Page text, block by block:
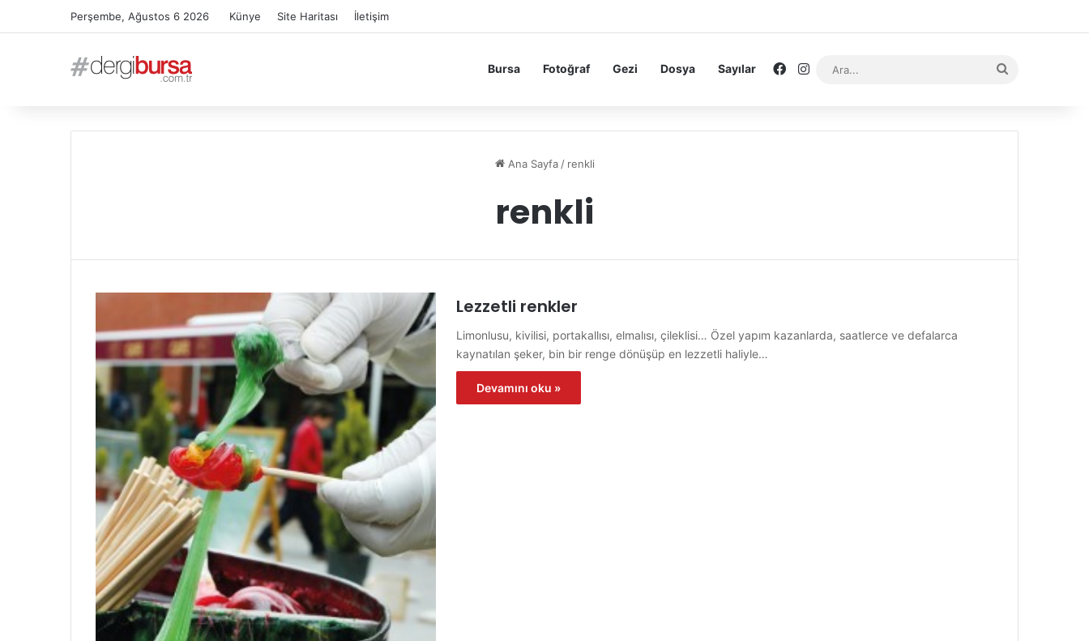
Perşembe, Ağustos 6 2026 Künye Site Haritası İletişim
Bursa Fotoğraf Gezi Dosya Sayılar Facebook
Instagram
Ana Sayfa / renkli
renkli
Lezzetli renkler
Limonlusu, kivilisi, portakallısı, elmalısı, çileklisi… Özel yapım kazanlarda, saatlerce ve defalarca
kaynatılan şeker, bin bir renge dönüşüp en lezzetli haliyle…
Devamını oku »